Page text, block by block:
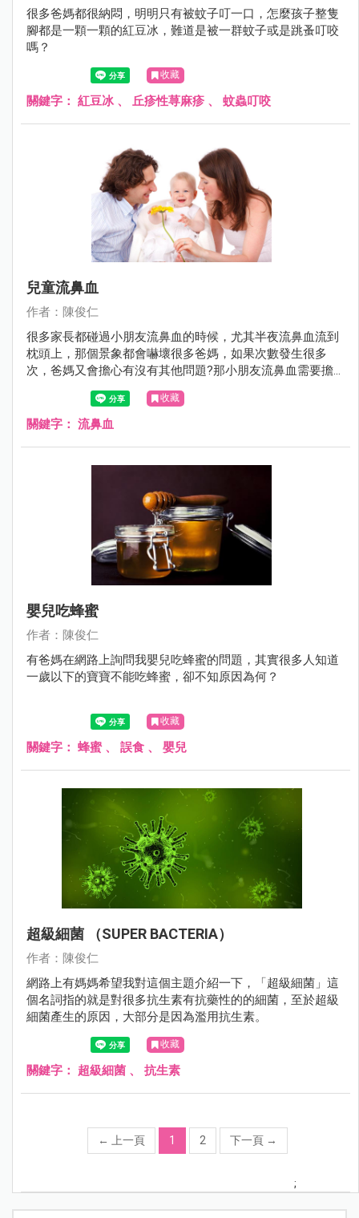
很多爸媽都很納悶，明明只有被蚊子叮一口，怎麼孩子整隻
腳都是一顆一顆的紅豆冰，難道是被一群蚊子或是跳蚤叮咬
嗎？
收藏
關鍵字： 紅豆冰 、 丘疹性荨麻疹 、 蚊蟲叮咬
兒童流鼻血
作者：陳俊仁
很多家長都碰過小朋友流鼻血的時候，尤其半夜流鼻血流到
枕頭上，那個景象都會嚇壞很多爸媽，如果次數發生很多
次，爸媽又會擔心有沒有其他問題?那小朋友流鼻血需要擔
心什麼呢?那時後需要看醫師呢？
收藏
關鍵字： 流鼻血
嬰兒吃蜂蜜
作者：陳俊仁
有爸媽在網路上詢問我嬰兒吃蜂蜜的問題，其實很多人知道
一歲以下的寶寶不能吃蜂蜜，卻不知原因為何？
收藏
關鍵字： 蜂蜜、 誤食 、 嬰兒
超級細菌 （SUPER BACTERIA）
作者：陳俊仁
網路上有媽媽希望我對這個主題介紹一下，「超級細菌」這
個名詞指的就是對很多抗生素有抗藥性的的細菌，至於超級
細菌產生的原因，大部分是因為濫用抗生素。
收藏
關鍵字： 超級細菌 、 抗生素
← 上一頁 1 2 下一頁 →
;